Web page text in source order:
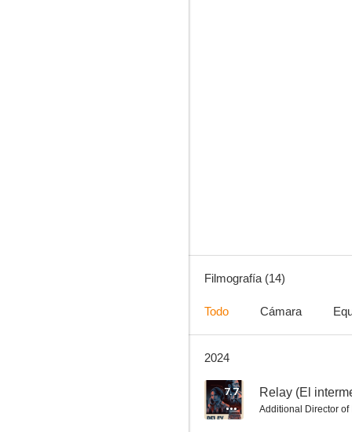
--
Filmografía (14)
Todo Cámara
2024
7.7 Relay (El
Additional Director of